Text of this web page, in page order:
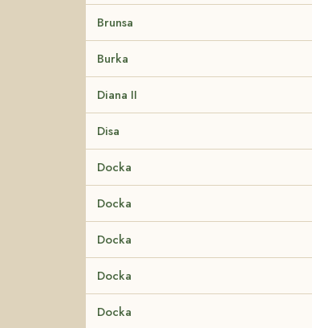
Brunsa
Burka
Diana II
Disa
Docka
Docka
Docka
Docka
Docka